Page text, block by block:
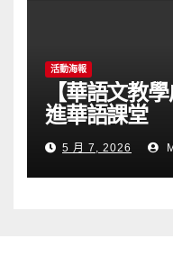
活動海報
【華語文教
進華語課堂
5 月 7, 2026